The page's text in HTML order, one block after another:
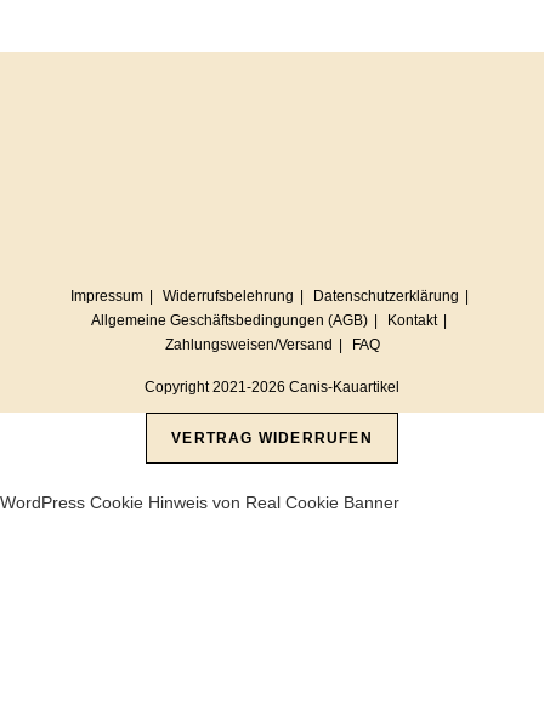
Impressum Widerrufsbelehrung
Datenschutzerklärung
Allgemeine Geschäftsbedingungen (AGB)
Kontakt
Zahlungsweisen/Versand
FAQ
Copyright 2021-2026 Canis-Kauartikel
VERTRAG WIDERRUFEN
WordPress Cookie Hinweis von Real Cookie Banner